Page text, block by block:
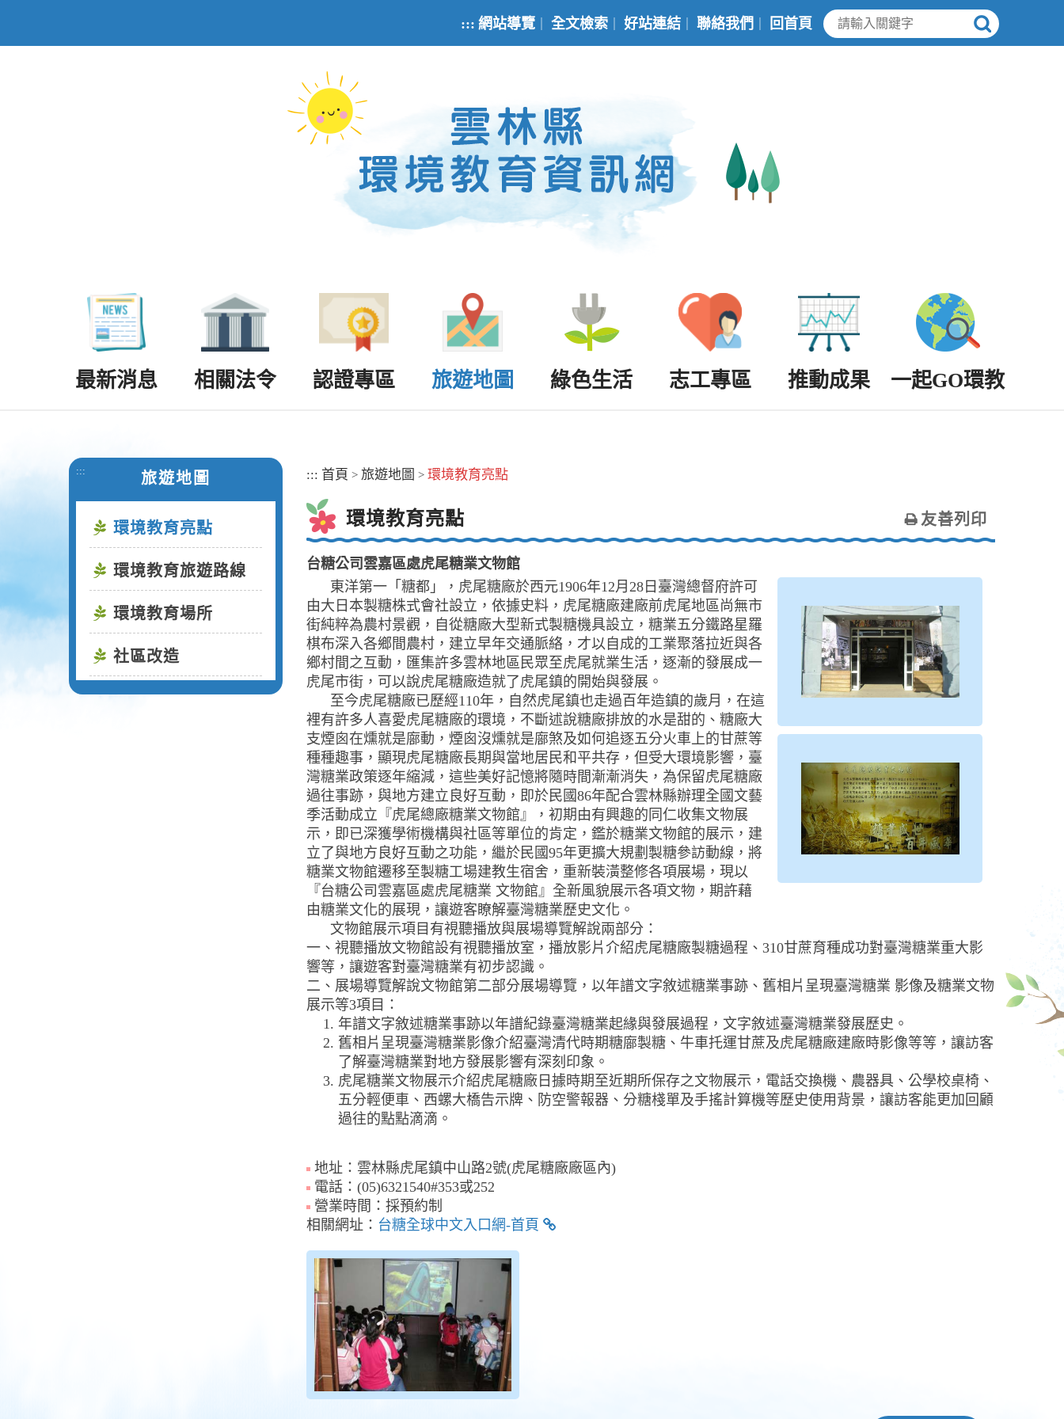
::: 網站導覽 全文檢索 好站連結 聯絡我們 回首頁
最新消息 相關法令 認證專區 旅遊地圖 綠色生活 志工專區 推動成果 一起GO環教
::: 旅遊地圖
環境教育亮點
環境教育旅遊路線
環境教育場所
社區改造
::: 首頁 > 旅遊地圖 > 環境教育亮點
環境教育亮點 友善列印
台糖公司雲嘉區處虎尾糖業文物館
東洋第一「糖都」，虎尾糖廠於西元1906年12月28日臺灣總督府許可
由大日本製糖株式會社設立，依據史料，虎尾糖廠建廠前虎尾地區尚無市
街純粹為農村景觀，自從糖廠大型新式製糖機具設立，糖業五分鐵路星羅
棋布深入各鄉間農村，建立早年交通脈絡，才以自成的工業聚落拉近與各
鄉村間之互動，匯集許多雲林地區民眾至虎尾就業生活，逐漸的發展成一
虎尾市街，可以說虎尾糖廠造就了虎尾鎮的開始與發展。
至今虎尾糖廠已歷經110年，自然虎尾鎮也走過百年造鎮的歲月，在這
裡有許多人喜愛虎尾糖廠的環境，不斷述說糖廠排放的水是甜的、糖廠大
支煙囪在燻就是廍動，煙囪沒燻就是廍煞及如何追逐五分火車上的甘蔗等
種種趣事，顯現虎尾糖廠長期與當地居民和平共存，但受大環境影響，臺
灣糖業政策逐年縮減，這些美好記憶將隨時間漸漸消失，為保留虎尾糖廠
過往事跡，與地方建立良好互動，即於民國86年配合雲林縣辦理全國文藝
季活動成立『虎尾總廠糖業文物館』，初期由有興趣的同仁收集文物展
示，即已深獲學術機構與社區等單位的肯定，鑑於糖業文物館的展示，建
立了與地方良好互動之功能，繼於民國95年更擴大規劃製糖參訪動線，將
糖業文物館遷移至製糖工場建教生宿舍，重新裝潢整修各項展場，現以
『台糖公司雲嘉區處虎尾糖業 文物館』全新風貌展示各項文物，期許藉
由糖業文化的展現，讓遊客瞭解臺灣糖業歷史文化。
文物館展示項目有視聽播放與展場導覽解說兩部分：
一、視聽播放文物館設有視聽播放室，播放影片介紹虎尾糖廠製糖過程、310甘蔗育種成功對臺灣糖業重大影
響等，讓遊客對臺灣糖業有初步認識。
二、展場導覽解說文物館第二部分展場導覽，以年譜文字敘述糖業事跡、舊相片呈現臺灣糖業 影像及糖業文物
展示等3項目：
年譜文字敘述糖業事跡以年譜紀錄臺灣糖業起緣與發展過程，文字敘述臺灣糖業發展歷史。
舊相片呈現臺灣糖業影像介紹臺灣清代時期糖廍製糖、牛車托運甘蔗及虎尾糖廠建廠時影像等等，讓訪客
了解臺灣糖業對地方發展影響有深刻印象。
虎尾糖業文物展示介紹虎尾糖廠日據時期至近期所保存之文物展示，電話交換機、農器具、公學校桌椅、
五分輕便車、西螺大橋告示牌、防空警報器、分糖棧單及手搖計算機等歷史使用背景，讓訪客能更加回顧
過往的點點滴滴。
地址：雲林縣虎尾鎮中山路2號(虎尾糖廠廠區內)
電話：(05)6321540#353或252
營業時間：採預約制
相關網址： 台糖全球中文入口網-首頁